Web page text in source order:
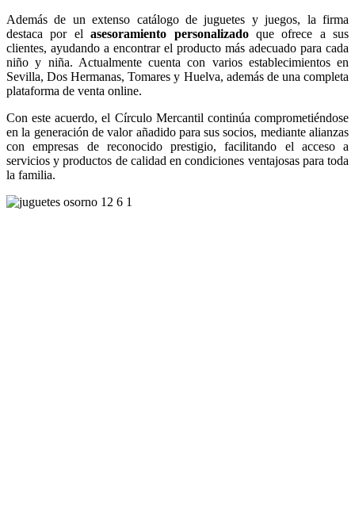
Además de un extenso catálogo de juguetes y juegos, la firma
destaca por elasesoramiento personalizadoque ofrece a sus
clientes, ayudando a encontrar el producto más adecuado para cada
niño y niña. Actualmente cuenta con varios establecimientos en
Sevilla, Dos Hermanas, Tomares y Huelva, además de una completa
plataforma de venta online.
Con este acuerdo, el Círculo Mercantil continúa comprometiéndose
en la generación de valor añadido para sus socios, mediante alianzas
con empresas de reconocido prestigio, facilitando el acceso a
servicios y productos de calidad en condiciones ventajosas para toda
la familia.